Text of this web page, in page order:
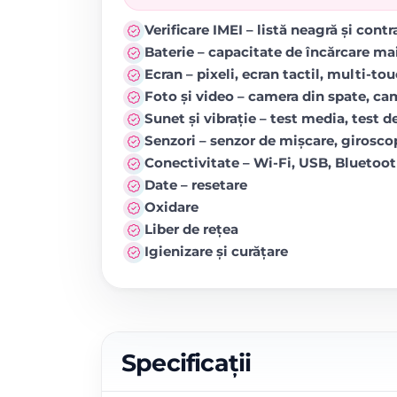
Verificare IMEI – listă neagră și
Baterie – capacitate de încărcare
Ecran – pixeli, ecran tactil, multi-
Foto și video – camera din spate,
Sunet și vibrație – test media, test
Senzori – senzor de mișcare,
Conectivitate – Wi-Fi, USB,
Date – resetare
Oxidare
Liber de rețea
Igienizare și curățare
Specificații